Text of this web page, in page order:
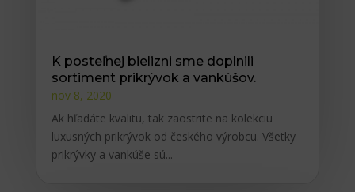
K posteľnej bielizni sme doplnili
sortiment prikrývok a vankúšov.
nov 8, 2020
Ak hľadáte kvalitu, tak zaostrite na kolekciu
luxusných prikrývok od českého výrobcu. Všetky
prikrývky a vankúše sú...